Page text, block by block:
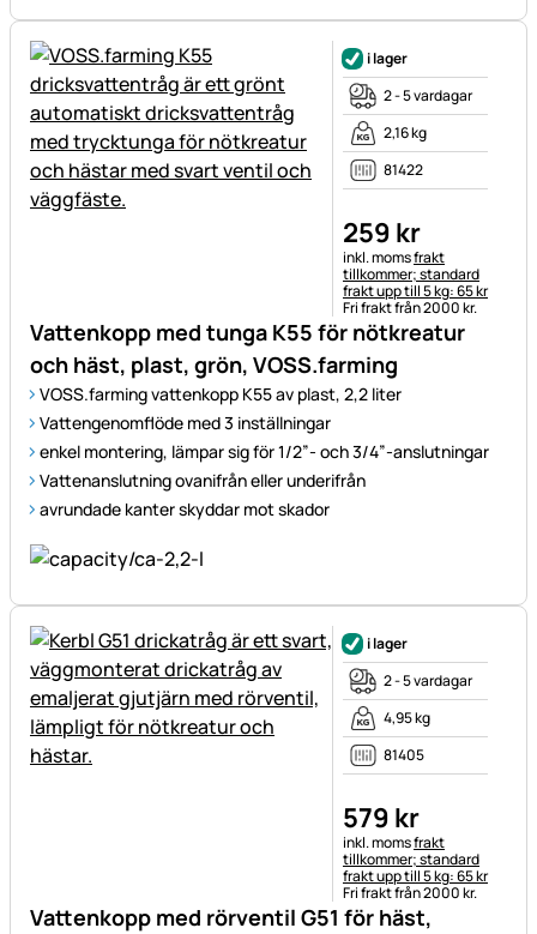
Vattenkopp med tunga K55 för nötkreatur
och häst, plast, grön, VOSS.farming
VOSS.farming vattenkopp K55 av plast, 2,2 liter
Vattengenomflöde med 3 inställningar
enkel montering, lämpar sig för 1/2”- och 3/4”-anslutningar
Vattenanslutning ovanifrån eller underifrån
avrundade kanter skyddar mot skador
i lager
2 - 5 vardagar
2,16 kg
81422
259 kr
Skatteinformation:
inkl. momsfrakt
tillkommer; standard
frakt upp till 5 kg: 65 kr
Fri frakt från 2000 kr.
Vattenkopp med rörventil G51 för häst,
i lager
2 - 5 vardagar
4,95 kg
81405
579 kr
Skatteinformation:
inkl. momsfrakt
tillkommer; standard
frakt upp till 5 kg: 65 kr
Fri frakt från 2000 kr.